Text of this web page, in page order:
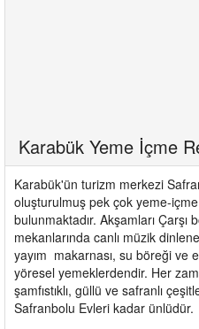
Karabük Yeme İçme
Karabük'ün turizm merkezi
oluşturulmuş pek çok yeme-
bulunmaktadır. Akşamları
mekanlarında canlı müzik
yayım makarnası, su böreği ve
yöresel yemeklerdendir. Her
şamfıstıklı, güllü ve safranlı
Safranbolu Evleri kadar ünlüdür.